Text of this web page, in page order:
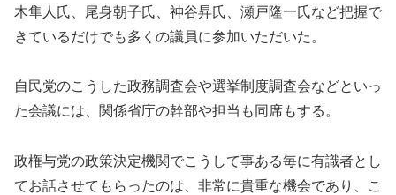
木隼人氏、尾身朝子氏、神谷昇氏、瀬戸隆一氏など把握で
きているだけでも多くの議員に参加いただいた。
自民党のこうした政務調査会や選挙制度調査会などといっ
た会議には、関係省庁の幹部や担当も同席もする。
政権与党の政策決定機関でこうして事ある毎に有識者とし
てお話させてもらったのは、非常に貴重な機会であり、こ